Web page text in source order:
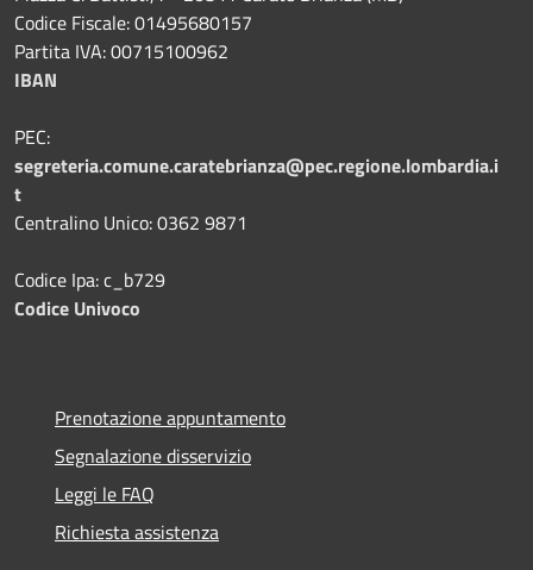
Codice Fiscale: 01495680157
Partita IVA: 00715100962
IBAN
PEC:
segreteria.comune.caratebrianza@pec.regione.lombardia.i
t
Centralino Unico: 0362 9871
Codice Ipa: c_b729
Codice Univoco
Prenotazione appuntamento
Segnalazione disservizio
Leggi le FAQ
Richiesta assistenza